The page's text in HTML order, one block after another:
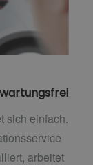
sich einfach.
arbeitet